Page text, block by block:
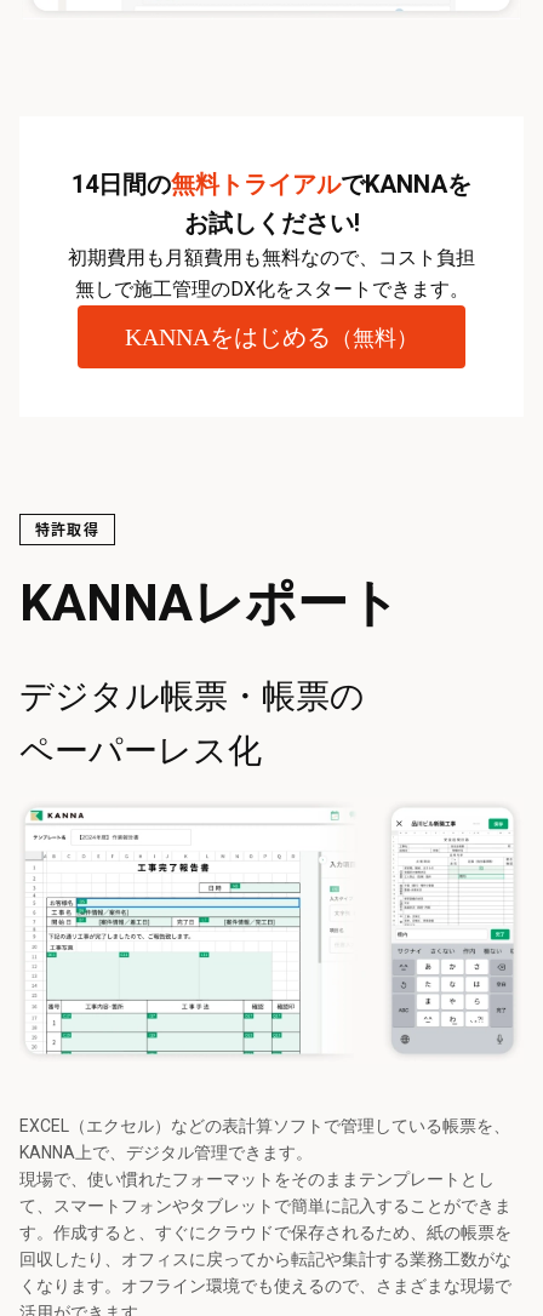
14日間の無料トライアルでKANNAを
お試しください!
初期費用も月額費用も無料なので、コスト負担
無しで施工管理のDX化をスタートできます。
KANNAをはじめる （無料）
特許取得
KANNAレポート
デジタル帳票・帳票の
ペーパーレス化
EXCEL（エクセル）などの表計算ソフトで管理している帳票を、
KANNA上で、デジタル管理できます。
現場で、使い慣れたフォーマットをそのままテンプレートとし
て、スマートフォンやタブレットで簡単に記入することができま
す。作成すると、すぐにクラウドで保存されるため、紙の帳票を
回収したり、オフィスに戻ってから転記や集計する業務工数がな
くなります。オフライン環境でも使えるので、さまざまな現場で
活用ができます。